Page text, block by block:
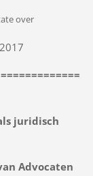
over
juridisch
Advocaten